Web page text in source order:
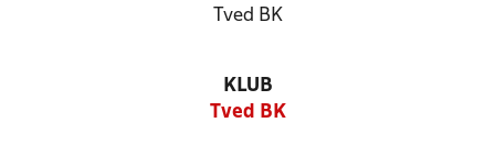
Tved BK
KLUB
Tved BK